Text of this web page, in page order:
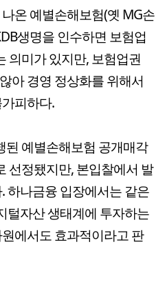
온 예별손해보험(옛 MG손
생명을 인수하면 보험업
의미가 있지만, 보험업권
아 경영 정상화를 위해서
피하다.
된 예별손해보험 공개매각
선정됐지만, 본입찰에서 발
하나금융 입장에서는 같은
털자산 생태계에 투자하는
에서도 효과적이라고 판